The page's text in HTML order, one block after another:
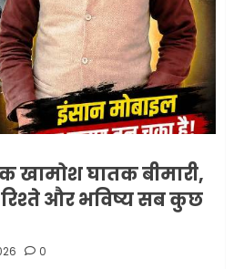
खामोश घातक बीमारी,
रिश्ते और भविष्य सब कुछ
0